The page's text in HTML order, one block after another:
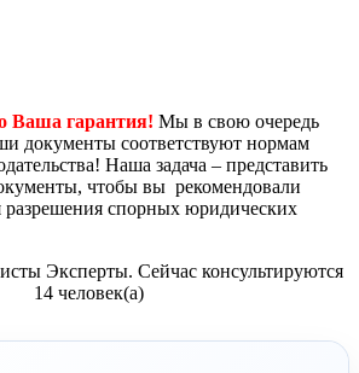
Ваша гарантия! Мы в свою очередь
документы соответствуют нормам
Наша задача – представить
чтобы вы рекомендовали
спорных юридических
Эксперты. Сейчас консультируются
14 человек(а)